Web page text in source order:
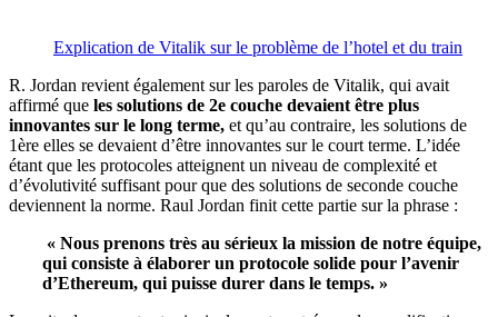
Explication de Vitalik sur le problème de l’hotel et du train
R. Jordan revient également sur les paroles de Vitalik, qui avait
affirmé que les solutions de 2e couche devaient être plus
innovantes sur le long terme, et qu’au contraire, les solutions de
1ère elles se devaient d’être innovantes sur le court terme. L’idée
étant que les protocoles atteignent un niveau de complexité et
d’évolutivité suffisant pour que des solutions de seconde couche
deviennent la norme. Raul Jordan finit cette partie sur la phrase :
« Nous prenons très au sérieux la mission de notre équipe,
qui consiste à élaborer un protocole solide pour l’avenir
d’Ethereum, qui puisse durer dans le temps. »